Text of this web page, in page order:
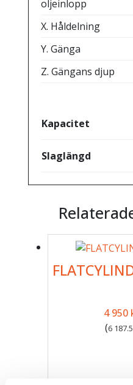
oljeinlopp
X. Håldelning
Y. Gänga
Z. Gängans djup
Kapacitet
Slaglängd
Det
4 950
(6